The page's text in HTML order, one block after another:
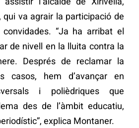
qui va agrair la participació de
“Ja ha arribat el
de nivell en la lluita contra la
Després de reclamar la
casos, hem d’avançar en
i polièdriques que
des de l’àmbit educatiu,
explica Montaner.